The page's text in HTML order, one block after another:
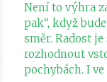
Není to výhra
pak“, když
směr. Radost
rozhodnout
pochybách. I ve